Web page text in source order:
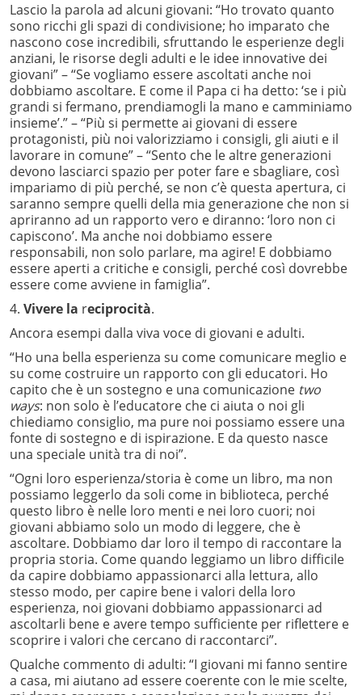
Lascio la parola ad alcuni giovani: “Ho trovato quanto
sono ricchi gli spazi di condivisione; ho imparato che
nascono cose incredibili, sfruttando le esperienze degli
anziani, le risorse degli adulti e le idee innovative dei
giovani” – “Se vogliamo essere ascoltati anche noi
dobbiamo ascoltare. E come il Papa ci ha detto: ‘se i più
grandi si fermano, prendiamogli la mano e camminiamo
insieme’.” – “Più si permette ai giovani di essere
protagonisti, più noi valorizziamo i consigli, gli aiuti e il
lavorare in comune” – “Sento che le altre generazioni
devono lasciarci spazio per poter fare e sbagliare, così
impariamo di più perché, se non c’è questa apertura, ci
saranno sempre quelli della mia generazione che non si
apriranno ad un rapporto vero e diranno: ‘loro non ci
capiscono’. Ma anche noi dobbiamo essere
responsabili, non solo parlare, ma agire! E dobbiamo
essere aperti a critiche e consigli, perché così dovrebbe
essere come avviene in famiglia”.
4. Vivere la reciprocità.
Ancora esempi dalla viva voce di giovani e adulti.
“Ho una bella esperienza su come comunicare meglio e
su come costruire un rapporto con gli educatori. Ho
capito che è un sostegno e una comunicazione two
ways: non solo è l’educatore che ci aiuta o noi gli
chiediamo consiglio, ma pure noi possiamo essere una
fonte di sostegno e di ispirazione. E da questo nasce
una speciale unità tra di noi”.
“Ogni loro esperienza/storia è come un libro, ma non
possiamo leggerlo da soli come in biblioteca, perché
questo libro è nelle loro menti e nei loro cuori; noi
giovani abbiamo solo un modo di leggere, che è
ascoltare. Dobbiamo dar loro il tempo di raccontare la
propria storia. Come quando leggiamo un libro difficile
da capire dobbiamo appassionarci alla lettura, allo
stesso modo, per capire bene i valori della loro
esperienza, noi giovani dobbiamo appassionarci ad
ascoltarli bene e avere tempo sufficiente per riflettere e
scoprire i valori che cercano di raccontarci”.
Qualche commento di adulti: “I giovani mi fanno sentire
a casa, mi aiutano ad essere coerente con le mie scelte,